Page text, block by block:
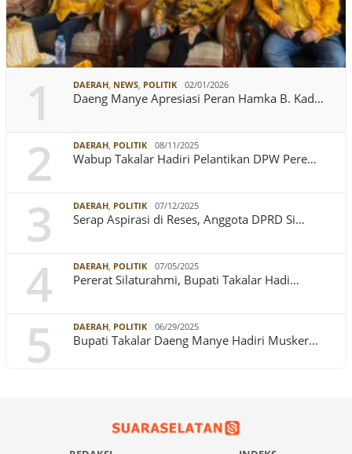
1 DAERAH, NEWS, POLITIK 02/01/2026
Daeng Manye Apresiasi Peran Hamka B. Kad…
2 DAERAH, POLITIK 08/11/2025
Wabup Takalar Hadiri Pelantikan DPW Pere…
3 DAERAH, POLITIK 07/12/2025
Serap Aspirasi di Reses, Anggota DPRD Si…
4 DAERAH, POLITIK 07/05/2025
Pererat Silaturahmi, Bupati Takalar Hadi…
5 DAERAH, POLITIK 06/29/2025
Bupati Takalar Daeng Manye Hadiri Musker…